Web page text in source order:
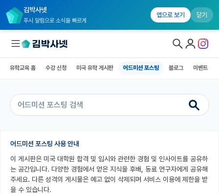
김박사넷
푸시 알림으로 소식을 빠르게
앱으로 보기 닫기
국내대학원 정보
커뮤니티
커리어
유학교육
유학교육 홈 수강 신청 미국 유학 게시판 어드미션 포스팅 블로그 이벤트
유학교육 홈 어드미션 포스팅 블로그
어드미션 포스팅 사용 안내
이 게시판은 미국 대학원 합격 및 입시와 관련한 경험 및 인사이트를 공유하
는 공간입니다. 다양한 경험에서 얻은 지식을 후배, 동료 연구자에게 공유해
주세요. 다른 성격의 게시물은 예고 없이 삭제되며 서비스 이용에 제한을 받
을 수 있습니다.